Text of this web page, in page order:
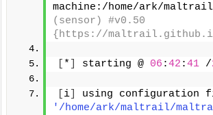
machine:/home/ark/maltrail
(sensor) #v0.50
{https://
* starting @ 06 :42 :41 /
i
'/home/ark/maltrail/